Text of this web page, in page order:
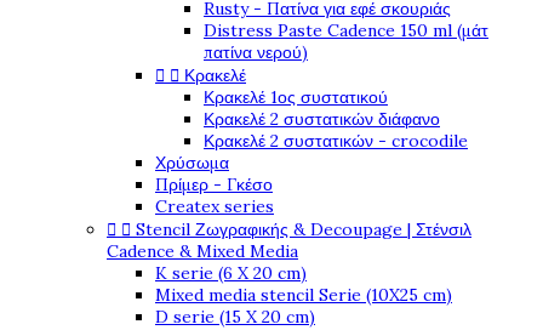
Rusty - Πατίνα για εφέ σκουριάς
Distress Paste Cadence 150 ml (μάτ
πατίνα νερού)
  Κρακελέ
Κρακελέ 1ος συστατικού
Κρακελέ 2 συστατικών διάφανο
Κρακελέ 2 συστατικών - crocodile
Χρύσωμα
Πρίμερ - Γκέσο
Createx series
  Stencil Ζωγραφικής & Decoupage | Στένσιλ
Cadence & Mixed Media
K serie (6 X 20 cm)
Mixed media stencil Serie (10X25 cm)
D serie (15 X 20 cm)